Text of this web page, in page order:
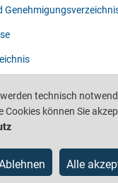
technisch
Cookies können Sie
Alle